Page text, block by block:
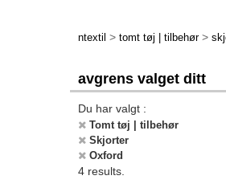
ntextil > tomt tøj | tilbehør >
avgrens valget ditt
Du har valgt :
Tomt tøj | tilbehør
Skjorter
Oxford
4 results.